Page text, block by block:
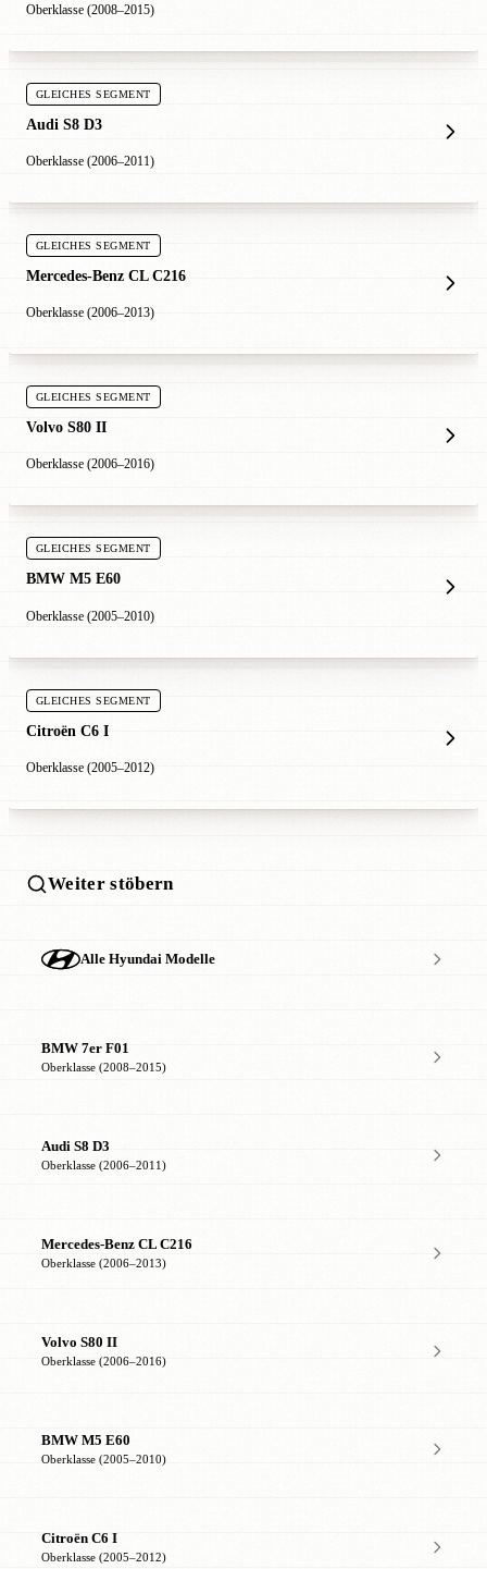
Oberklasse (2008–2015)
GLEICHES SEGMENT
Audi S8 D3
Oberklasse (2006–2011)
GLEICHES SEGMENT
Mercedes-Benz CL C216
Oberklasse (2006–2013)
GLEICHES SEGMENT
Volvo S80 II
Oberklasse (2006–2016)
GLEICHES SEGMENT
BMW M5 E60
Oberklasse (2005–2010)
GLEICHES SEGMENT
Citroën C6 I
Oberklasse (2005–2012)
Weiter stöbern
Alle Hyundai Modelle
BMW 7er F01
Oberklasse (2008–2015)
Audi S8 D3
Oberklasse (2006–2011)
Mercedes-Benz CL C216
Oberklasse (2006–2013)
Volvo S80 II
Oberklasse (2006–2016)
BMW M5 E60
Oberklasse (2005–2010)
Citroën C6 I
Oberklasse (2005–2012)